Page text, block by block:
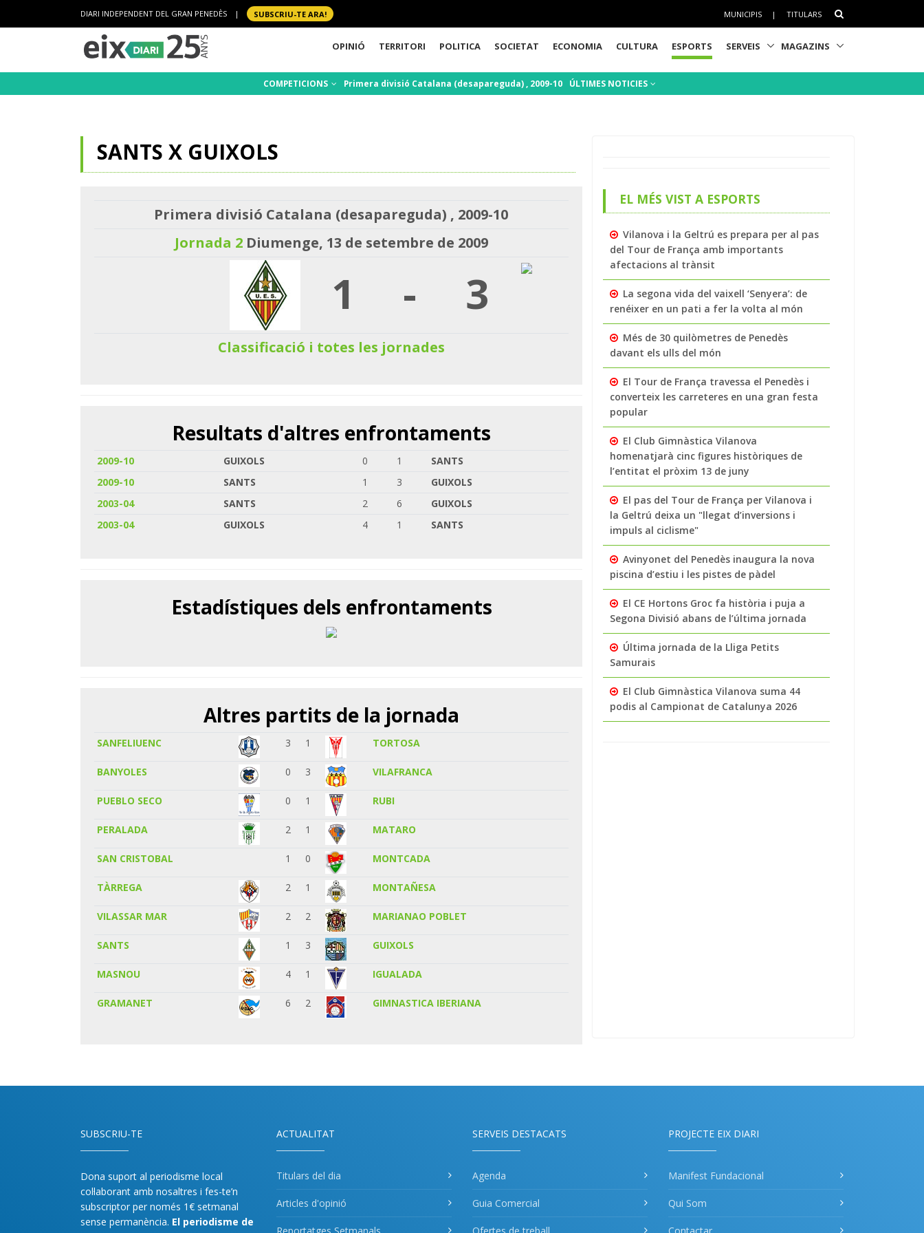
DIARI INDEPENDENT DEL GRAN PENEDÈS | SUBSCRIU-TE ARA! MUNICIPIS | TITULARS
OPINIÓ TERRITORI POLITICA SOCIETAT ECONOMIA CULTURA ESPORTS SERVEIS MAGAZINS
COMPETICIONS Primera divisió Catalana (desapareguda) , 2009-10 ÚLTIMES NOTICIES
SANTS X GUIXOLS
Primera divisió Catalana (desapareguda) , 2009-10
Jornada 2Diumenge, 13 de setembre de 2009
1 - 3
Classificació i totes les jornades
Resultats d'altres enfrontaments
2009-10 GUIXOLS 0 1
SANTS
2009-10
SANTS 1 3
GUIXOLS
2003-04
SANTS 2 6
GUIXOLS
2003-04
GUIXOLS 4 1 SANTS
Estadístiques dels enfrontaments
Altres partits de la jornada
SANFELIUENC 3 1 TORTOSA
BANYOLES 0 3 VILAFRANCA
PUEBLO SECO 0 1 RUBI
PERALADA 2 1 MATARO
SAN CRISTOBAL 1 0 MONTCADA
TÀRREGA 2 1 MONTAÑESA
VILASSAR MAR 2 2 MARIANAO POBLET
SANTS 1 3 GUIXOLS
MASNOU 4 1 IGUALADA
GRAMANET 6 2 GIMNASTICA IBERIANA
EL MÉS VIST A ESPORTS
Vilanova i la Geltrú es prepara per al pas
del Tour de França amb importants
afectacions al trànsit
La segona vida del vaixell ‘Senyera’: de
renéixer en un pati a fer la volta al món
Més de 30 quilòmetres de Penedès
davant els ulls del món
El Tour de França travessa el Penedès i
converteix les carreteres en una gran festa
popular
El Club Gimnàstica Vilanova
homenatjarà cinc figures històriques de
l’entitat el pròxim 13 de juny
El pas del Tour de França per Vilanova i
la Geltrú deixa un "llegat d’inversions i
impuls al ciclisme"
Avinyonet del Penedès inaugura la nova
piscina d’estiu i les pistes de pàdel
El CE Hortons Groc fa història i puja a
Segona Divisió abans de l’última jornada
Última jornada de la Lliga Petits
Samurais
El Club Gimnàstica Vilanova suma 44
podis al Campionat de Catalunya 2026
SUBSCRIU-TE
Dona suport al periodisme local
col·laborant amb nosaltres i fes-te’n
subscriptor per només 1€ setmanal
sense permanència. El periodisme de
ACTUALITAT
Titulars del dia
Articles d'opinió
SERVEIS DESTACATS
Agenda
Guia Comercial
PROJECTE EIX DIARI
Manifest Fundacional
Qui Som